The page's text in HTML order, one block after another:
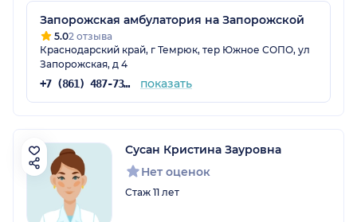
Запорожская амбулатория на Запорожской
5.02 отзыва
Краснодарский край, г Темрюк, тер Южное СОПО, ул
Запорожская, д 4
+7 (861) 487-73-24 показать
Сусан Кристина Зауровна
Нет оценок
Стаж 11 лет